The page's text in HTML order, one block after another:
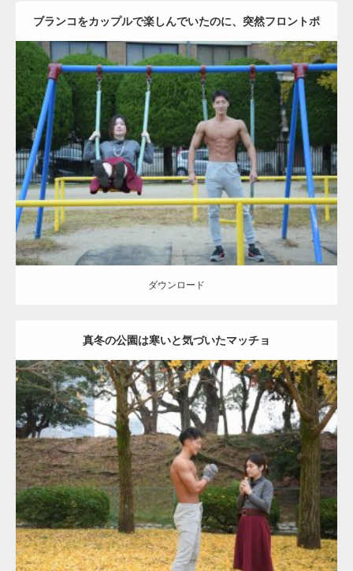
ブランコをカップルで楽しんでいたのに、突然フロントポ
ーズをするマッチョ
Update: 2021.07.6
Category:公園のマッチョ その他 AKIHITO(細マッチョ) 腹筋 大胸筋
ダウンロード
ダウンロード
真冬の公園は寒いと気づいたマッチョ
Update: 2021.07.8
Category:公園のマッチョ その他 AKIHITO(細マッチョ) 上腕三頭筋
肩
ダウンロード